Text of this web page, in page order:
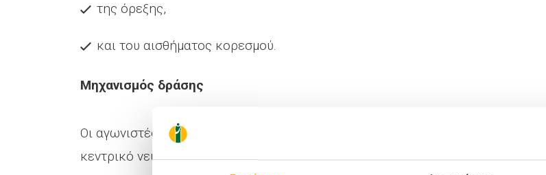
της όρεξης,
και του αισθήματος κορεσμού.
Μηχανισμός δράσης
Οι αγωνιστές GLP-1 επιδρούν τόσο στο γαστρεντερικό σύστημα όσο και στο
κεντρικό νευρικό σύστημα.